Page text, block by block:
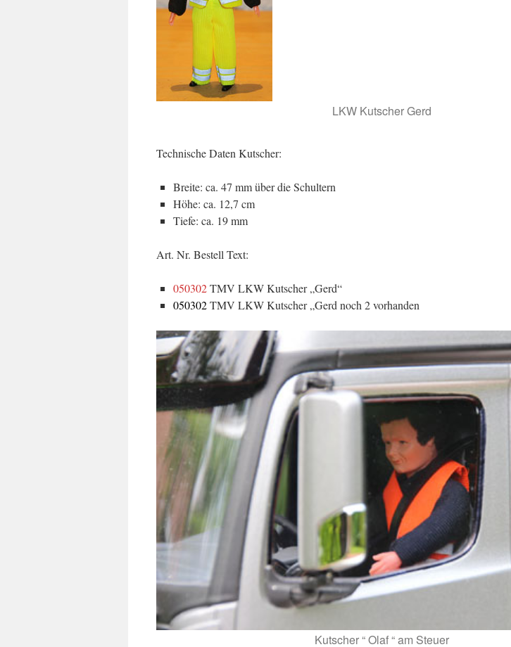
LKW Kutscher Gerd
Technische Daten Kutscher:
Breite: ca. 47 mm über die Schultern
Höhe: ca. 12,7 cm
Tiefe: ca. 19 mm
Art. Nr. Bestell Text:
050302TMV LKW Kutscher „Gerd“
050302TMV LKW Kutscher „Gerd noch 2 vorhanden
Kutscher “ Olaf “ am Steuer